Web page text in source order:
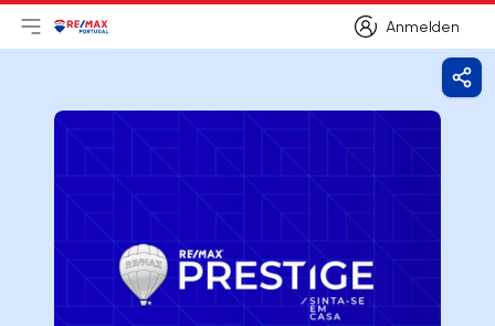
Anmelden
Anmelden
Hauptmenü öffnen
LogoZur Startseite